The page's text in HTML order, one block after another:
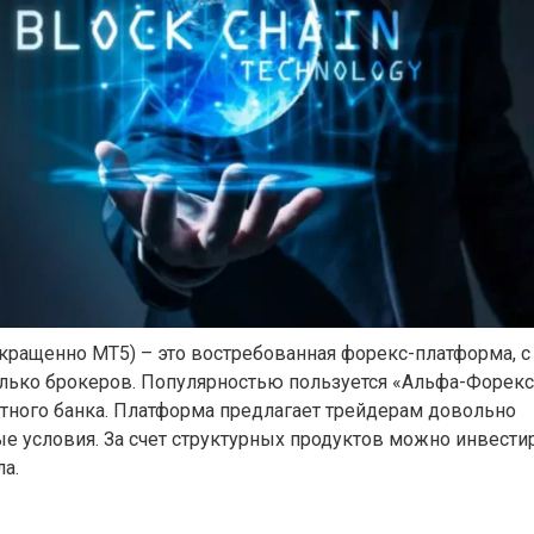
MT5) – это востребованная форекс-платформа,
брокеров. Популярностью пользуется «Альфа-
банка. Платформа предлагает трейдерам довольно
условия. За счет структурных продуктов можно